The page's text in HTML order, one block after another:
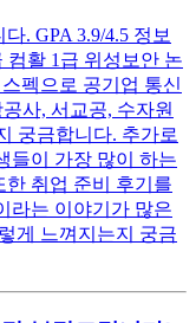
. GPA 3.9/4.5 정보
컴활 1급 위성보안 논
펙으로 공기업 통신
사, 서교공, 수자원
궁금합니다. 추가로
들이 가장 많이 하는
취업 준비 후기를
라는 이야기가 많은
게 느껴지는지 궁금